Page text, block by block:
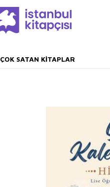
ÇOK SATAN KITAPLAR